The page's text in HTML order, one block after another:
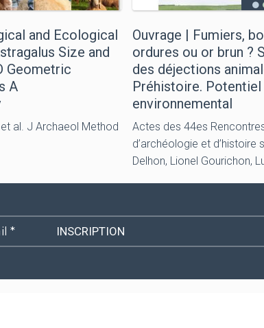
and Ecological
Size and
Geometric
A
et al. J Archaeol Method
Ouvrage | Fumiers,
ordures ou or brun ?
des déjections
Préhistoire.
environnemental
Actes des 44es
d’archéologie et d’histoire
Delhon, Lionel Gourichon,